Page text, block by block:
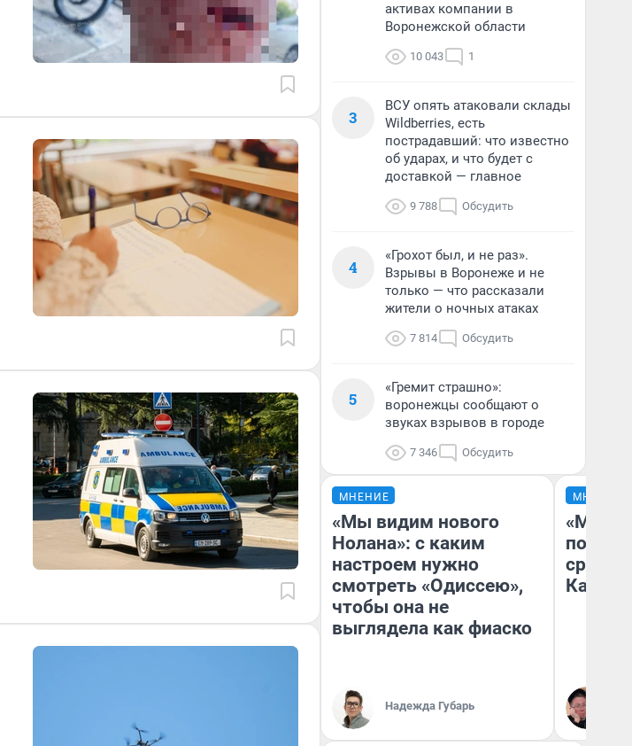
активах компании в
Воронежской области
10 043 1
3
ВСУ опять атаковали склады
Wildberries, есть
пострадавший: что известно
об ударах, и что будет с
доставкой — главное
9 788 Обсудить
4
«Грохот был, и не раз».
Взрывы в Воронеже и не
только — что рассказали
жители о ночных атаках
7 814 Обсудить
5
«Гремит страшно»:
воронежцы сообщают о
звуках взрывов в городе
7 346 Обсудить
МНЕНИЕ
«Мы видим нового
Нолана»: с каким
настроем нужно
смотреть «Одиссею»,
чтобы она не
выглядела как фиаско
Надежда Губарь
МНЕНИЕ